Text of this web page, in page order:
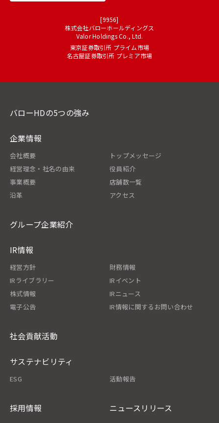
[9956]
株式会社バローホールディングス
Valor Holdings Co., Ltd.
東京証券取引所 プライム市場
名古屋証券取引所 プレミア市場
バローHDの5つの強み
企業情報
会社概要
トップメッセージ
経営理念・社名の由来
役員紹介
事業概要
店舗数一覧
沿革
アクセス
グループ企業紹介
IR情報
経営方針
財務情報
IRライブラリー
IRイベント
株式情報
IRニュース
電子公告
IR情報に関するお問い合わせ
社会貢献活動
サステナビリティ
ESG 活動報告
採用情報 ニュースリリース